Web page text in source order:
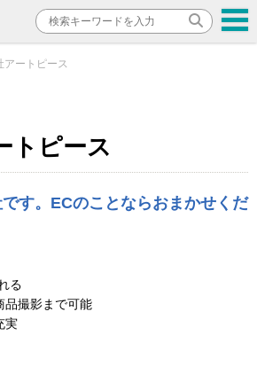
アートピース
トピース
す。ECのことならおまかせくだ
る
品撮影まで可能
実